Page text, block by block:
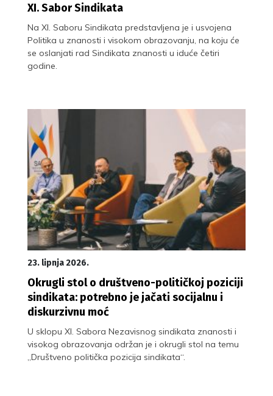
XI. Sabor Sindikata
Na XI. Saboru Sindikata predstavljena je i usvojena
Politika u znanosti i visokom obrazovanju, na koju će
se oslanjati rad Sindikata znanosti u iduće četiri
godine.
23. lipnja 2026.
Okrugli stol o društveno-političkoj poziciji
sindikata: potrebno je jačati socijalnu i
diskurzivnu moć
U sklopu XI. Sabora Nezavisnog sindikata znanosti i
visokog obrazovanja održan je i okrugli stol na temu
„Društveno politička pozicija sindikata“.